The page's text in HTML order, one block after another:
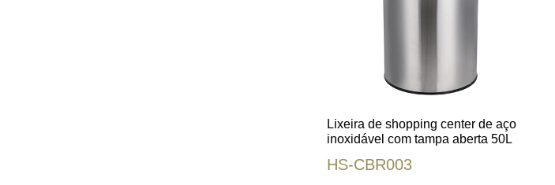
Lixeira de shopping center de aço
inoxidável com tampa aberta 50L
HS-CBR003